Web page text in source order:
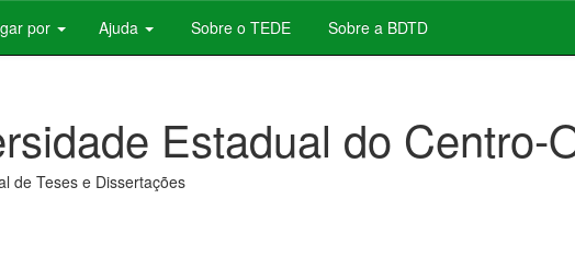
por Ajuda Sobre o TEDE Sobre a BDTD
Estadual do Centro-
de Teses e Dissertações